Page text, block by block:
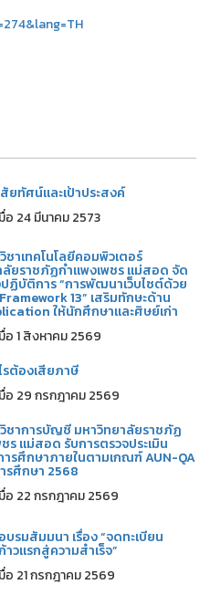
ยทัศน์และเป้าประสงค์
อ 24 มีนาคม 2573
ชาเทคโนโลยีคอมพิวเตอร์
ลัยราชภัฏกำแพงเพชร แม่สอด จัด
ฏิบัติการ “การพัฒนาเว็บไซต์ด้วย
13” เสริมทักษะด้าน
ให้นักศึกษาและศิษย์เก่า
อ 1 สิงหาคม 2569
รต้องเสียภาษี
อ 29 กรกฎาคม 2569
ชาการบัญชี มหาวิทยาลัยราชภัฏ
ร แม่สอด รับการตรวจประเมิน
รศึกษาภายในตามเกณฑ์ AUN-QA
รศึกษา 2568
อ 22 กรกฎาคม 2569
บรมสัมมนา เรื่อง “จดทะเบียน
วแรกสู่ความสำเร็จ”
อ 21 กรกฎาคม 2569